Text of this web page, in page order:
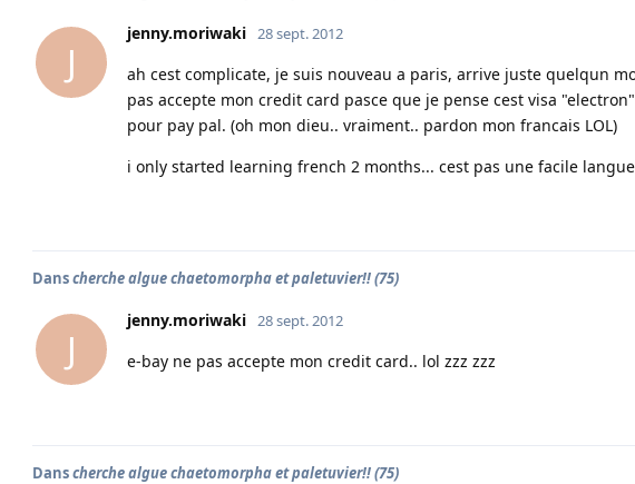
J
jenny.moriwaki 28 sept. 2012
ah cest complicate, je suis nouveau a paris, arrive juste quelqun
pas accepte mon credit card pasce que je pense cest visa
pour pay pal. (oh mon dieu.. vraiment.. pardon mon francais LOL)
i only started learning french 2 months... cest pas une facile
Danscherche algue chaetomorpha et paletuvier!! (75)
J
jenny.moriwaki 28 sept. 2012
e-bay ne pas accepte mon credit card.. lol zzz zzz
Danscherche algue chaetomorpha et paletuvier!! (75)